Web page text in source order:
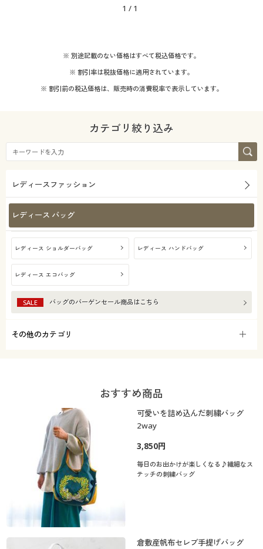
閉じる
1 / 1
※ 別途記載のない価格はすべて税込価格です。
※ 割引率は税抜価格に適用されています。
※ 割引前の税込価格は、販売時の消費税率で表示しています。
カテゴリ絞り込み
レディースファッション
レディース バッグ
レディース ショルダーバッグ レディース ハンドバッグ
レディース エコバッグ
SALE バッグのバーゲンセール商品はこちら
その他のカテゴリ
おすすめ商品
可愛いを詰め込んだ刺繍バッグ
2way
3,850円
毎日のお出かけが楽しくなる♪繊細なス
テッチの刺繍バッグ
倉敷産帆布セレブ手提げバッグ